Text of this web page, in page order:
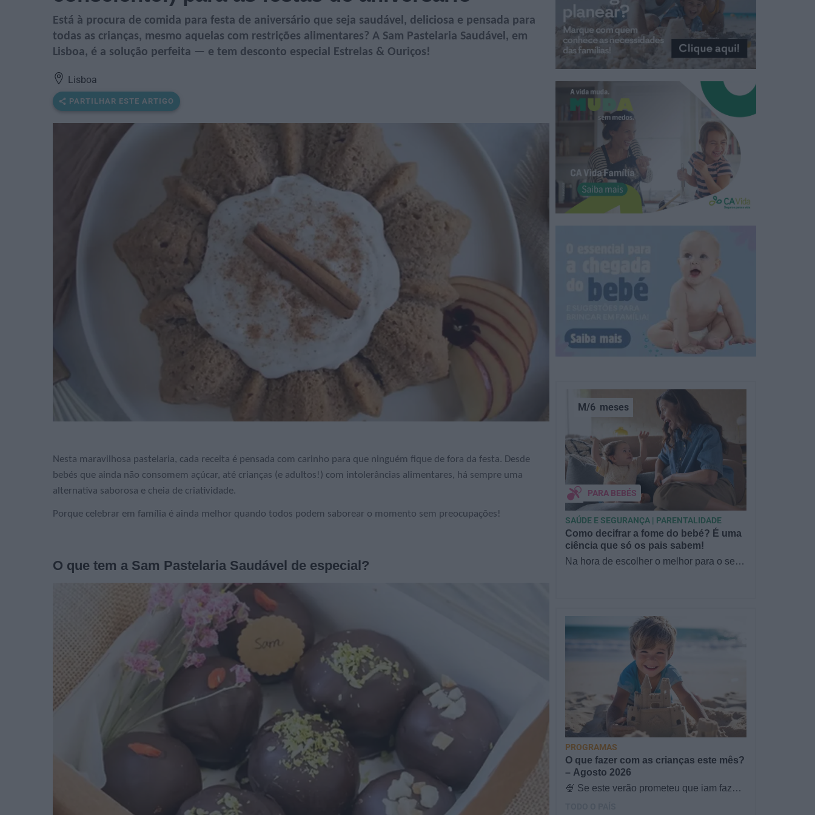
Está à procura de comida para festa de aniversário que seja saudável, deliciosa e pensada para
todas as crianças, mesmo aquelas com restrições alimentares? A Sam Pastelaria Saudável, em
Lisboa, é a solução perfeita — e tem desconto especial Estrelas & Ouriços!
Lisboa
PARTILHAR ESTE ARTIGO
Nesta maravilhosa pastelaria, cada receita é pensada com carinho para que ninguém fique de fora da festa. Desde
bebés que ainda não consomem açúcar, até crianças (e adultos!) com intolerâncias alimentares, há sempre uma
alternativa saborosa e cheia de criatividade.
Porque celebrar em família é ainda melhor quando todos podem saborear o momento sem preocupações!
O que tem a Sam Pastelaria Saudável de especial?
Como decifrar a fome do bebé? É uma
ciência que só os pais sabem!
Na hora de escolher o melhor para o seu
M/6 meses
PARA BEBÉS
SAÚDE E SEGURANÇA | PARENTALIDADE
O que fazer com as crianças este mês?
– Agosto 2026
🍨 Se este verão prometeu que iam fazer
PROGRAMAS